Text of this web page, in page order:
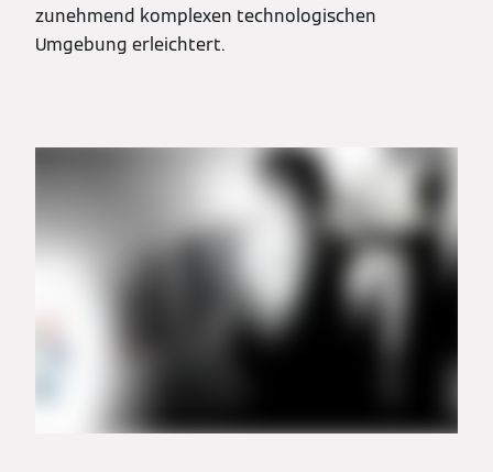
zunehmend komplexen technologischen
Umgebung erleichtert.